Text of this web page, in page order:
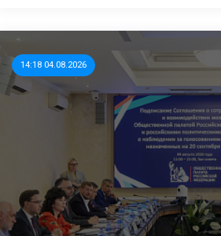
14:18 04.08.2026